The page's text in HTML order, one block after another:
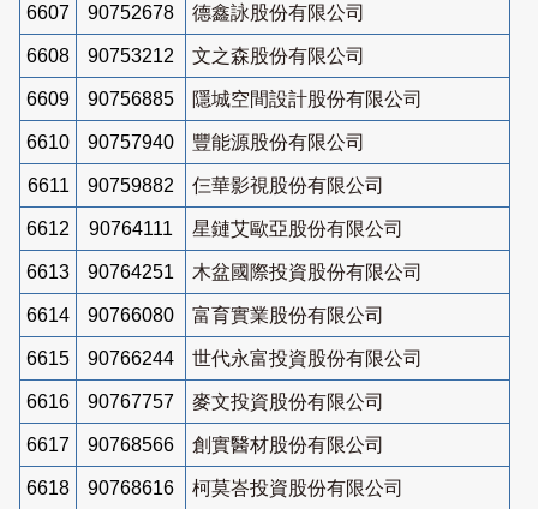
6607 90752678 德鑫詠股份有限公司
6608 90753212 文之森股份有限公司
6609 90756885 隱城空間設計股份有限公司
6610 90757940 豐能源股份有限公司
6611 90759882 仨華影視股份有限公司
6612 90764111 星鏈艾歐亞股份有限公司
6613 90764251 木盆國際投資股份有限公司
6614 90766080 富育實業股份有限公司
6615 90766244 世代永富投資股份有限公司
6616 90767757 麥文投資股份有限公司
6617 90768566 創實醫材股份有限公司
6618 90768616 柯莫峇投資股份有限公司